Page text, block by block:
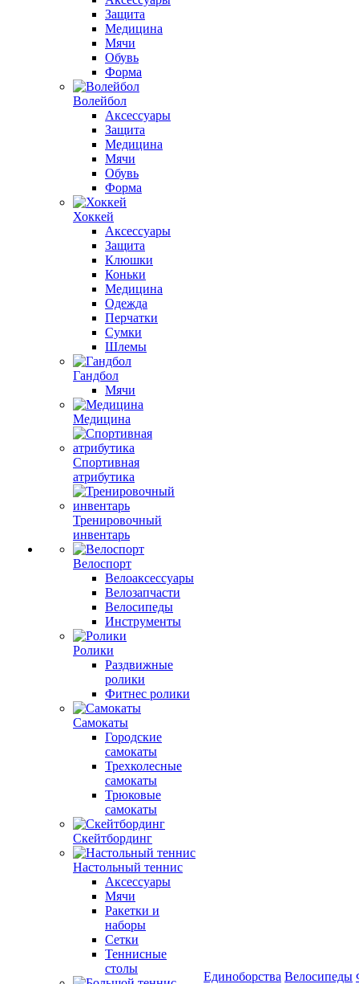
Защита
Медицина
Мячи
Обувь
Форма
Волейбол
Аксессуары
Защита
Медицина
Мячи
Обувь
Форма
Хоккей
Аксессуары
Защита
Клюшки
Коньки
Медицина
Одежда
Перчатки
Сумки
Шлемы
Гандбол
Мячи
Медицина
Спортивная
атрибутика
Тренировочный
инвентарь
Велоспорт
Велоаксессуары
Велозапчасти
Велосипеды
Инструменты
Ролики
Раздвижные
ролики
Фитнес ролики
Самокаты
Городские
самокаты
Трехколесные
самокаты
Трюковые
самокаты
Скейтбординг
Настольный теннис
Аксессуары
Мячи
Ракетки и
наборы
Сетки
Теннисные
столы
Единоборства Велосипеды